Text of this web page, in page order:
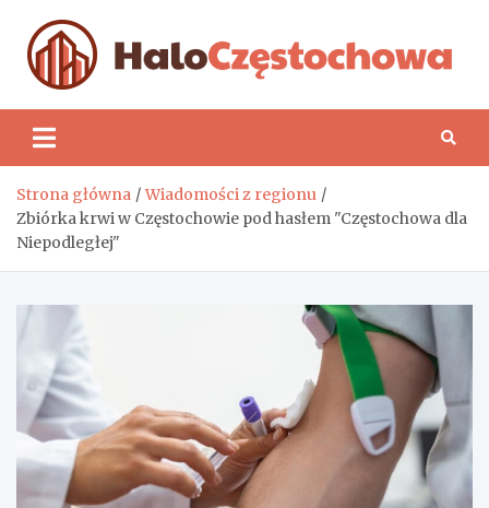
content
Strona główna
Wiadomości z regionu
Zbiórka krwi w Częstochowie pod hasłem "Częstochowa dla
Niepodległej"